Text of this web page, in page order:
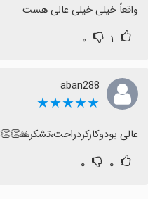
واقعاً خیلی خیلی عالی هست
۱ ۰
aban288
★★★★★
عالی بودوکارکردراحت،تشکر🙏👏👏
۰ ۰